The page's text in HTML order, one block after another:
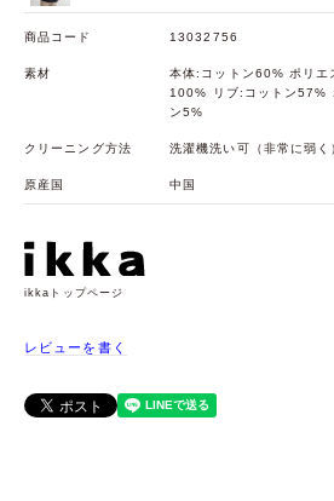
商品コード 13032756
素材
本体:コットン60% ポリ
100% リブ:コットン57%
ン5%
クリーニング方法 洗濯機洗い可（非常に弱
原産国 中国
ikkaトップページ
レビューを書く